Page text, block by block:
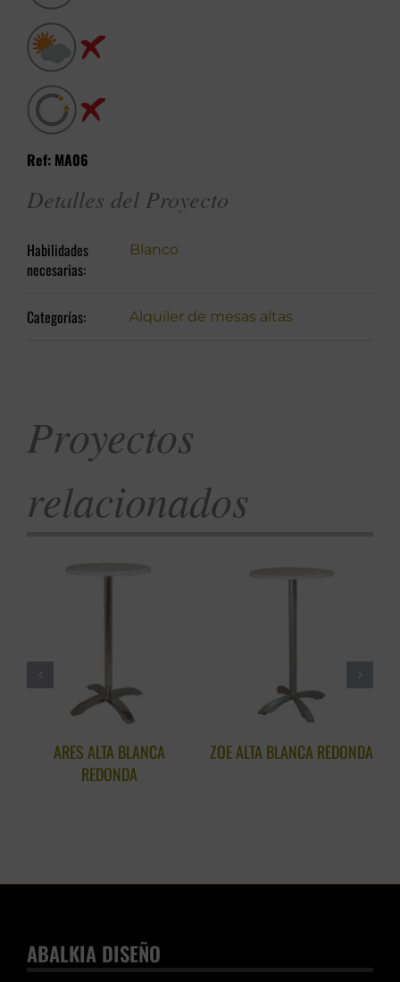
Ref: MA06
Detalles del Proyecto
Habilidades
necesarias:
Blanco
Categorías: Alquiler de mesas altas
Proyectos
relacionados
ARES ALTA BLANCA
REDONDA
ZOE ALTA BLANCA REDONDA
ABALKIA DISEÑO